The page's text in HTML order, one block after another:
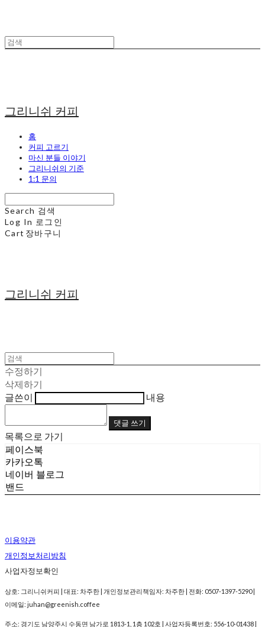
그리니쉬 커피
홈
커피 고르기
마신 분들 이야기
그리니쉬의 기준
1:1 문의
Search 검색
Log In 로그인
Cart 장바구니
그리니쉬 커피
수정하기
삭제하기
글쓴이
내용
댓글 쓰기
목록으로 가기
페이스북
카카오톡
네이버 블로그
밴드
이용약관
개인정보처리방침
사업자정보확인
상호: 그리니쉬커피 | 대표: 차주한 | 개인정보관리책임자: 차주한 | 전화: 0507-1397-5290 |
이메일: juhan@greenish.coffee
주소: 경기도 남양주시 수동면 남가로 1813-1, 1층 102호 | 사업자등록번호: 556-10-01438 |